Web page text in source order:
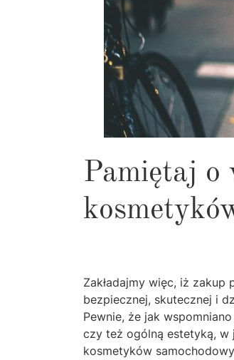
Pamiętaj o
Zakładajmy więc, iż
bezpiecznej, skutecznej i
Pewnie, że jak
czy też ogólną estetyką, w
kosmetyków